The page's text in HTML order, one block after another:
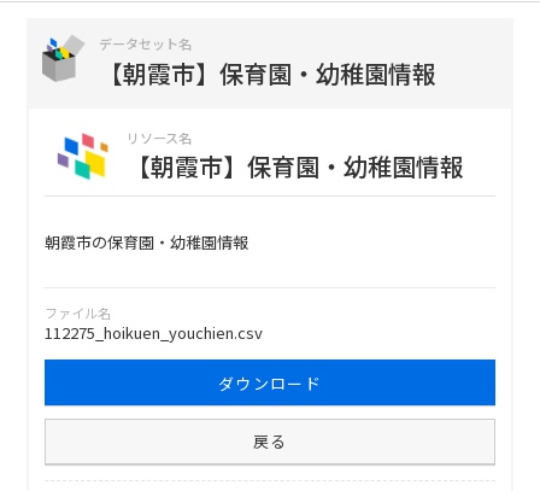
データセット名
【朝霞市】保育園・幼稚園情報
リソース名
【朝霞市】保育園・幼稚園情報
朝霞市の保育園・幼稚園情報
ファイル名
112275_hoikuen_youchien.csv
ダウンロード
戻る